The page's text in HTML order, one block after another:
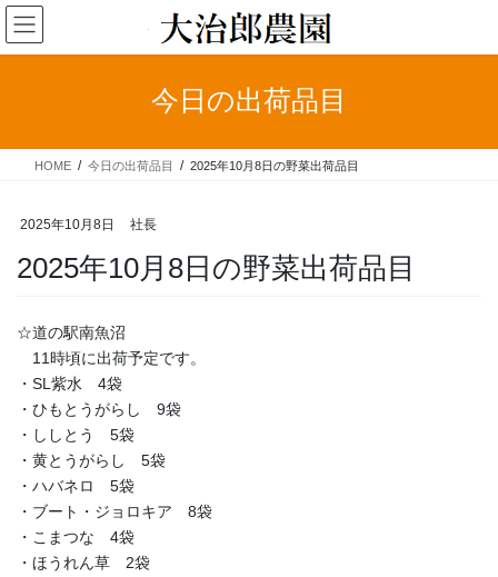
コ
ン
テ
ス
ナ
ビ
ゲ
ン
今日の出荷品目
HOME 今日の出荷品目 2025年10月8日の野菜出荷品目
2025年10月8日 社長
2025年10月8日の野菜出荷品目
☆道の駅南魚沼
11時頃に出荷予定です。
・SL紫水 4袋
・ひもとうがらし 9袋
・ししとう 5袋
・黄とうがらし 5袋
・ハバネロ 5袋
・ブート・ジョロキア 8袋
・こまつな 4袋
・ほうれん草 2袋